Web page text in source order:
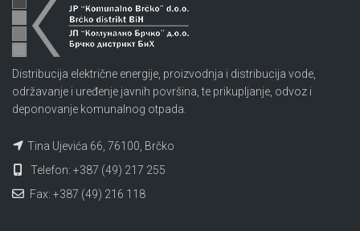
Distribucija električne energije, proizvodnja i distribucija vode,
održavanje i uređenje javnih površina, te prikupljanje, odvoz i
deponovanje komunalnog otpada.
Tina Ujevića 66, 76100, Brčko
Telefon: +387 (49) 217 255
Fax: +387 (49) 216 118